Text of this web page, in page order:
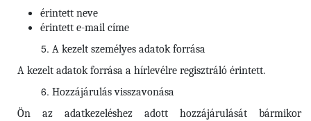
érintett neve
érintett e-mail címe
A kezelt személyes adatok forrása
A kezelt adatok forrása a hírlevélre regisztráló érintett.
Hozzájárulás visszavonása
Ön az adatkezeléshez adott hozzájárulását bármikor